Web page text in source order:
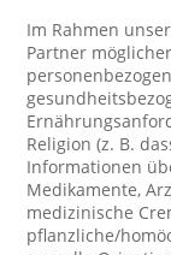
Im Rahmen
Partner
Religion (z. B.
Informationen
Medikamente,
medizinische
pflanzliche/